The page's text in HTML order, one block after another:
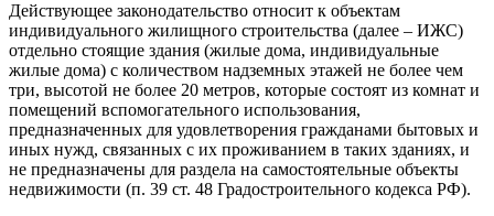
Действующее законодательство относит к объектам
индивидуального жилищного строительства (далее – ИЖС)
отдельно стоящие здания (жилые дома, индивидуальные
жилые дома) с количеством надземных этажей не более чем
три, высотой не более 20 метров, которые состоят из комнат и
помещений вспомогательного использования,
предназначенных для удовлетворения гражданами бытовых и
иных нужд, связанных с их проживанием в таких зданиях, и
не предназначены для раздела на самостоятельные объекты
недвижимости (п. 39 ст. 48 Градостроительного кодекса РФ).